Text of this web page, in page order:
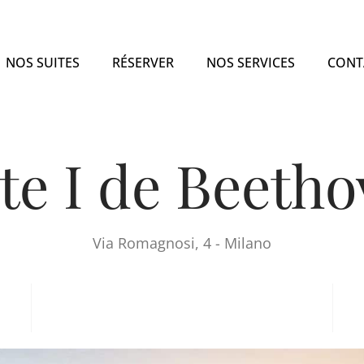
NOS SUITES RÉSERVER NOS SERVICES
I de
Via Romagnosi, 4 - Milano